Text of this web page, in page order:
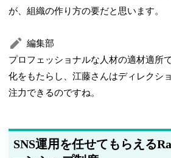
が、組織の作り方の要だと思います。
編集部
プロフェッショナルな人材の適材適所
化をもたらし、江藤さんはディレクシ
注力できるのですね。
SNS運用を任せてもらえる